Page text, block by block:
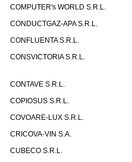
COMPUTER's WORLD S.R.L.
CONDUCTGAZ-APA S.R.L.
CONFLUENTA S.R.L.
CONSVICTORIA S.R.L.
CONTAVE S.R.L.
COPIOSUS S.R.L.
COVOARE-LUX S.R.L.
CRICOVA-VIN S.A.
CUBECO S.R.L.